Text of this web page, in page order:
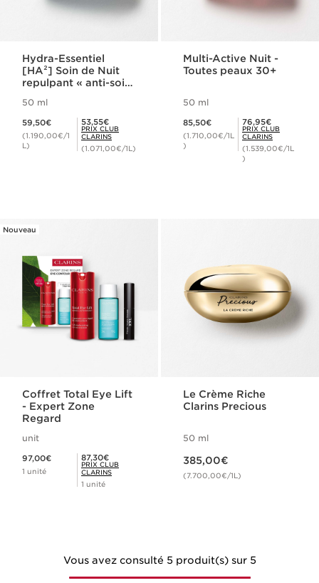
Hydra-Essentiel
[HA²] Soin de Nuit
repulpant « anti-soif
50 ml
59,50€
(1.190,00€/1
L)
Prix Club Clarins 53,55€
53,55€
PRIX CLUB
CLARINS
(1.071,00€/1L)
Multi-Active Nuit -
Toutes peaux 30+
50 ml
85,50€
(1.710,00€/1L
)
Prix Club Clarins 76,95€
76,95€
PRIX CLUB
CLARINS
(1.539,00€/1L
)
Nouveau
Coffret Total Eye Lift
- Expert Zone
Regard
unit
97,00€
1 unité
Prix Club Clarins 87,30€
87,30€
PRIX CLUB
CLARINS
1 unité
Le Crème Riche
Clarins Precious
50 ml
385,00€
(7.700,00€/1L)
Vous avez consulté 5 produit(s) sur 5